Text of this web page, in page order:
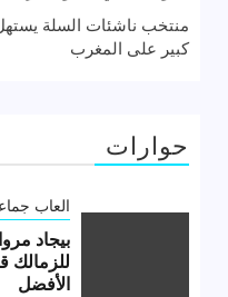
منتخب ناشئات السلة
كبير على المغرب
حوارات
العاب
بيجاد
للزمالك
الأفضل